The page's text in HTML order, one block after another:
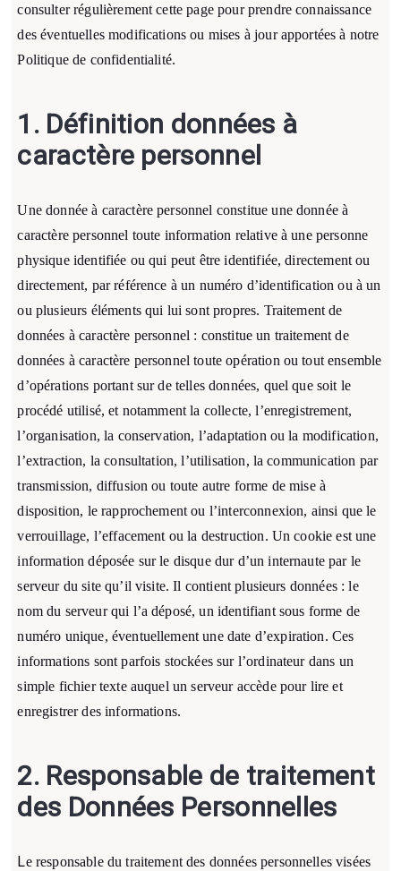
consulter régulièrement cette page pour prendre connaissance
des éventuelles modifications ou mises à jour apportées à notre
Politique de confidentialité.
1. Définition données à
caractère personnel
Une donnée à caractère personnel constitue une donnée à
caractère personnel toute information relative à une personne
physique identifiée ou qui peut être identifiée, directement ou
directement, par référence à un numéro d’identification ou à un
ou plusieurs éléments qui lui sont propres. Traitement de
données à caractère personnel : constitue un traitement de
données à caractère personnel toute opération ou tout ensemble
d’opérations portant sur de telles données, quel que soit le
procédé utilisé, et notamment la collecte, l’enregistrement,
l’organisation, la conservation, l’adaptation ou la modification,
l’extraction, la consultation, l’utilisation, la communication par
transmission, diffusion ou toute autre forme de mise à
disposition, le rapprochement ou l’interconnexion, ainsi que le
verrouillage, l’effacement ou la destruction. Un cookie est une
information déposée sur le disque dur d’un internaute par le
serveur du site qu’il visite. Il contient plusieurs données : le
nom du serveur qui l’a déposé, un identifiant sous forme de
numéro unique, éventuellement une date d’expiration. Ces
informations sont parfois stockées sur l’ordinateur dans un
simple fichier texte auquel un serveur accède pour lire et
enregistrer des informations.
2. Responsable de traitement
des Données Personnelles
Le responsable du traitement des données personnelles visées